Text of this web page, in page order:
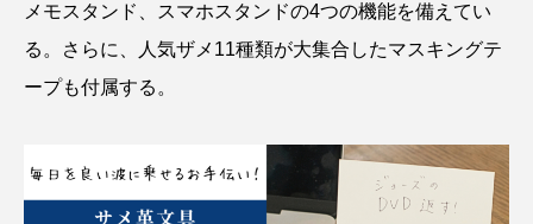
メモスタンド、スマホスタンドの4つの機能を備えてい
る。さらに、人気ザメ11種類が大集合したマスキングテ
ープも付属する。